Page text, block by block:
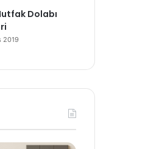
Dolabı
2019